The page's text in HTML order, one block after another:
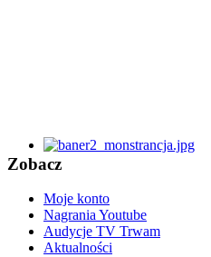
Zobacz
Moje konto
Nagrania Youtube
Audycje TV Trwam
Aktualności